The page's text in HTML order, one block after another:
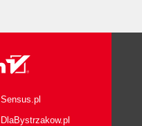
Sensus.pl
DlaBystrzakow.pl